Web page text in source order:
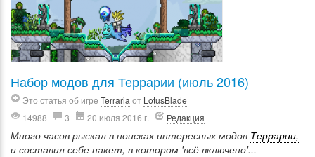
Набор модов для Террарии (июль 2016)
Это статья об игре Terraria от LotusBlade
14988
3 20 июля 2016 г. Редакция
Много часов рыскал в поисках интересных модов Террарии,
и составил себе пакет, в котором 'всё включено'...